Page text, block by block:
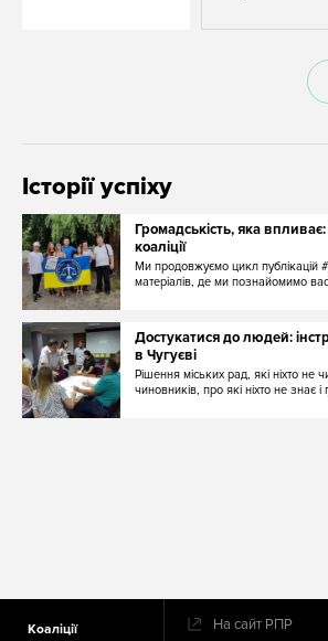
Історії успіху
Громадськість, яка впливає:
коаліції
Ми продовжуємо цикл публікацій
матеріалів, де ми познайомимо
Достукатися до людей:
в Чугуєві
Рішення міських рад, які ніхто не
чиновників, про які ніхто не знає і
Коаліції На сайт РПР